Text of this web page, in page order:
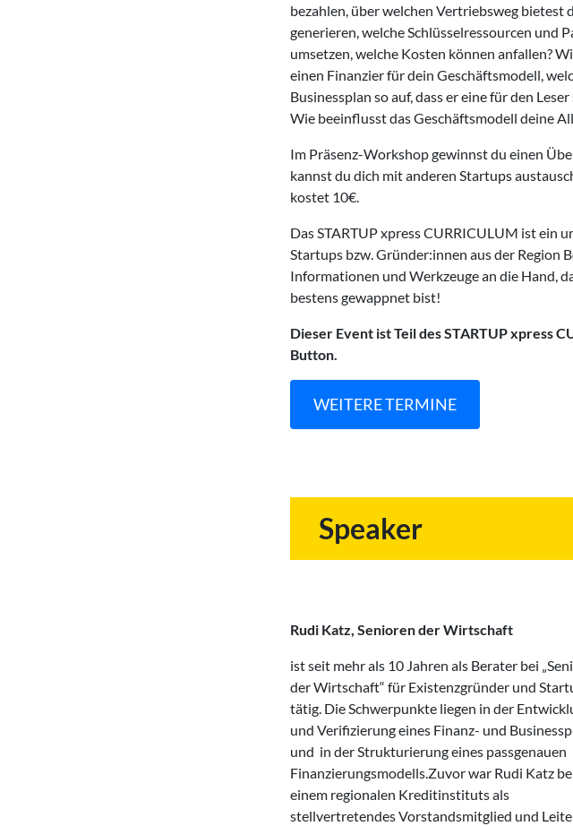
bezahlen, über welchen Vertriebsweg bietest
generieren, welche Schlüsselressourcen und
umsetzen, welche Kosten können anfallen?
einen Finanzier für dein Geschäftsmodell,
Businessplan so auf, dass er eine für den
Wie beeinflusst das Geschäftsmodell deine
Im Präsenz-Workshop gewinnst du einen
kannst du dich mit anderen Startups
kostet 10€.
Das STARTUP xpress CURRICULUM ist ein
Startups bzw. Gründer:innen aus der Region
Informationen und Werkzeuge an die Hand,
bestens gewappnet bist!
Dieser Event ist Teil des STARTUP xpress
Button.
WEITERE TERMINE
Speaker
Rudi Katz, Senioren der Wirtschaft
ist seit mehr als 10 Jahren als Berater bei
der Wirtschaft“ für Existenzgründer und
tätig. Die Schwerpunkte liegen in der
und Verifizierung eines Finanz- und
und in der Strukturierung eines passgenauen
Finanzierungsmodells.Zuvor war Rudi Katz
einem regionalen Kreditinstituts als
stellvertretendes Vorstandsmitglied und